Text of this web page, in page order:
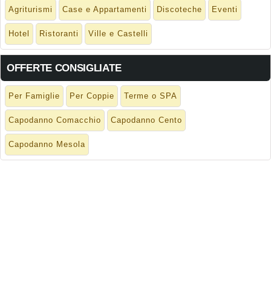
Agriturismi Case e Appartamenti Discoteche Eventi
Hotel Ristoranti Ville e Castelli
OFFERTE CONSIGLIATE
Per Famiglie Per Coppie Terme o SPA
Capodanno Comacchio Capodanno Cento
Capodanno Mesola